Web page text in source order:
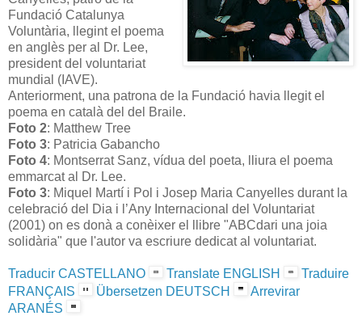
Fundació Catalunya
Voluntària, llegint el poema
en anglès per al Dr. Lee,
president del voluntariat
mundial (IAVE).
Anteriorment, una patrona de la Fundació havia llegit el
poema en català del del Braile.
Foto 2: Matthew Tree
Foto 3: Patricia Gabancho
Foto 4: Montserrat Sanz, vídua del poeta, lliura el poema
emmarcat al Dr. Lee.
Foto 3: Miquel Martí i Pol i Josep Maria Canyelles durant la
celebració del Dia i l’Any Internacional del Voluntariat
(2001) on es donà a conèixer el llibre "ABCdari una joia
solidària" que l'autor va escriure dedicat al voluntariat.
Traducir CASTELLANO Translate ENGLISH
Traduire
FRANÇAIS
Übersetzen DEUTSCH
Arrevirar
ARANÉS